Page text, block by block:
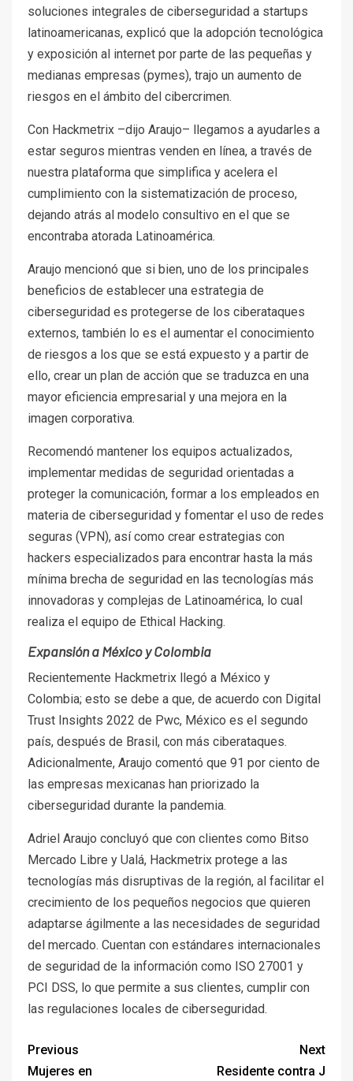
soluciones integrales de ciberseguridad a startups
latinoamericanas, explicó que la adopción tecnológica
y exposición al internet por parte de las pequeñas y
medianas empresas (pymes), trajo un aumento de
riesgos en el ámbito del cibercrimen.
Con Hackmetrix –dijo Araujo– llegamos a ayudarles a
estar seguros mientras venden en línea, a través de
nuestra plataforma que simplifica y acelera el
cumplimiento con la sistematización de proceso,
dejando atrás al modelo consultivo en el que se
encontraba atorada Latinoamérica.
Araujo mencionó que si bien, uno de los principales
beneficios de establecer una estrategia de
ciberseguridad es protegerse de los ciberataques
externos, también lo es el aumentar el conocimiento
de riesgos a los que se está expuesto y a partir de
ello, crear un plan de acción que se traduzca en una
mayor eficiencia empresarial y una mejora en la
imagen corporativa.
Recomendó mantener los equipos actualizados,
implementar medidas de seguridad orientadas a
proteger la comunicación, formar a los empleados en
materia de ciberseguridad y fomentar el uso de redes
seguras (VPN), así como crear estrategias con
hackers especializados para encontrar hasta la más
mínima brecha de seguridad en las tecnologías más
innovadoras y complejas de Latinoamérica, lo cual
realiza el equipo de Ethical Hacking.
Expansión a México y Colombia
Recientemente Hackmetrix llegó a México y
Colombia; esto se debe a que, de acuerdo con Digital
Trust Insights 2022 de Pwc, México es el segundo
país, después de Brasil, con más ciberataques.
Adicionalmente, Araujo comentó que 91 por ciento de
las empresas mexicanas han priorizado la
ciberseguridad durante la pandemia.
Adriel Araujo concluyó que con clientes como Bitso
Mercado Libre y Ualá, Hackmetrix protege a las
tecnologías más disruptivas de la región, al facilitar el
crecimiento de los pequeños negocios que quieren
adaptarse ágilmente a las necesidades de seguridad
del mercado. Cuentan con estándares internacionales
de seguridad de la información como ISO 27001 y
PCI DSS, lo que permite a sus clientes, cumplir con
las regulaciones locales de ciberseguridad.
Previous
Mujeres en
Next
Residente contra J